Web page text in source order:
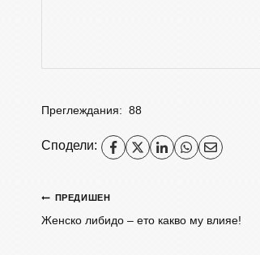
Преглеждания: 88
Сподели:
ПРЕДИШЕН
Женско либидо – ето какво му влияе!